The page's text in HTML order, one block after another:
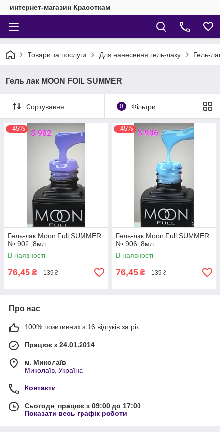
интернет-магазин Красоткам
Товари та послуги Для нанесення гель-лаку Гель-
Гель лак MOON FOIL SUMMER
Сортування 0 Фільтри
–45%
Гель-лак Moon Full SUMMER
№ 902 ,8мл
В наявності
76,45 ₴ 139 ₴
–45%
Гель-лак Moon Full SUMMER
№ 906 ,8мл
В наявності
76,45 ₴ 139 ₴
Про нас
100% позитивних з 16 відгуків за рік
Працює з 24.01.2014
м. Миколаїв
Миколаїв, Україна
Контакти
Сьогодні працює з 09:00 до 17:00
Показати весь графік роботи